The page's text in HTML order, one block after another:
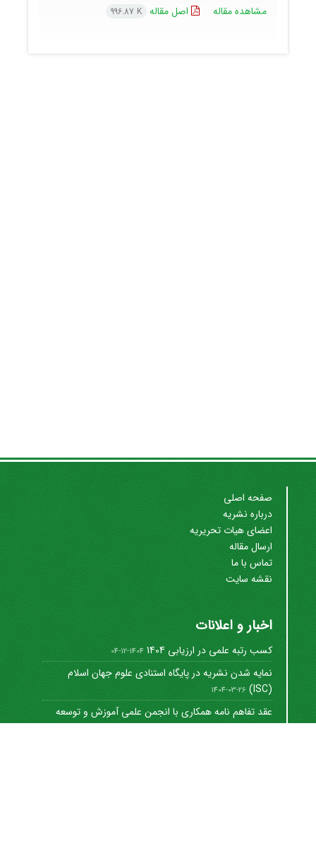
مشاهده مقاله اصل مقاله 996.87 K
صفحه اصلی
درباره نشریه
اعضای هیات تحریریه
ارسال مقاله
تماس با ما
نقشه سایت
اخبار و اعلانات
کسب رتبه علمی در ارزیابی 1404 1404-12-04
نمایه شدن نشریه در پایگاه استنادی علوم جهان اسلام
(ISC)
1404-03-26
عقد تفاهم نامه همکاری با انجمن علمی آموزش و توسعه
منابع ...